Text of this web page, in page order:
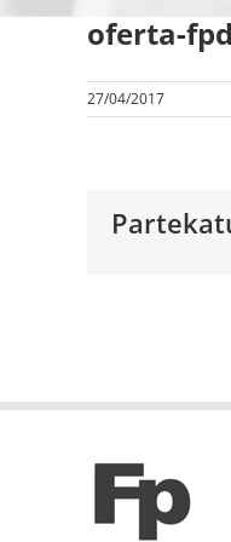
oferta-
27/04/2017